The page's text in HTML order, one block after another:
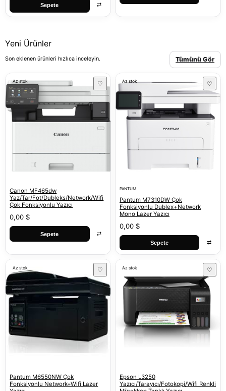
Sepete ⇄
Yeni Ürünler
Son eklenen ürünleri hızlıca inceleyin. Tümünü Gör
Az stok ♡
Canon MF465dw
Yaz/Tar/Fot/Dubleks/Network/Wifi
Çok Fonksiyonlu Yazıcı
0,00 $
Sepete ⇄
Az stok ♡
PANTUM
Pantum M7310DW Çok
Fonksiyonlu Dublex+Network
Mono Lazer Yazıcı
0,00 $
Sepete ⇄
Az stok ♡
Pantum M6550NW Çok
Fonksiyonlu Network+Wifi Lazer
Az stok ♡
Epson L3250
Yazıcı/Tarayıcı/Fotokopi/Wifi Renkli